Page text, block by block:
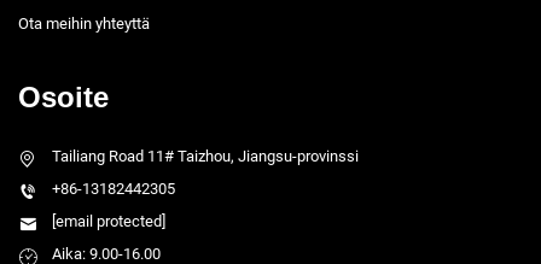
Ota meihin yhteyttä
Osoite
Tailiang Road 11# Taizhou, Jiangsu-provinssi
+86-13182442305
[email protected]
Aika: 9.00-16.00